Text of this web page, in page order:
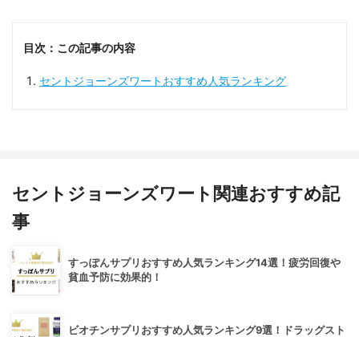
目次：この記事の内容
セントジョーンズワートおすすめ人気ランキング
セントジョーンズワート関連おすすめ記
事
すっぽんサプリおすすめ人気ランキング14選！疲労回復や
貧血予防に効果的！
ビオチンサプリおすすめ人気ランキング9選！ドラッグスト